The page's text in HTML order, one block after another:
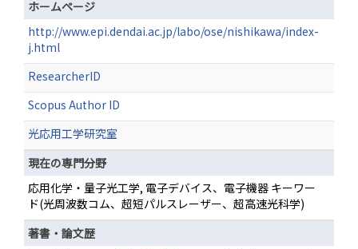
ホームページ
http://www.epi.dendai.ac.jp/labo/ose/nishikawa/index-
j.html
ResearcherID
Scopus Author ID
光応用工学研究室
現在の専門分野
応用化学・量子光工学, 電子デバイス、電子機器 キーワー
ド(光周波数コム、超短パルスレーザー、超高速光科学)
著書・論文歴